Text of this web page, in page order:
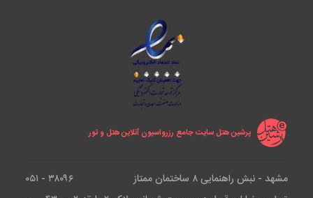
پرشین هتل سایت جامع رزرواسیون آنلاین هتل و تور
مشهد - نبش راهنمایی ۸ ساختمان ممتاز
۳۸۰۹۶ - ۰۵۱